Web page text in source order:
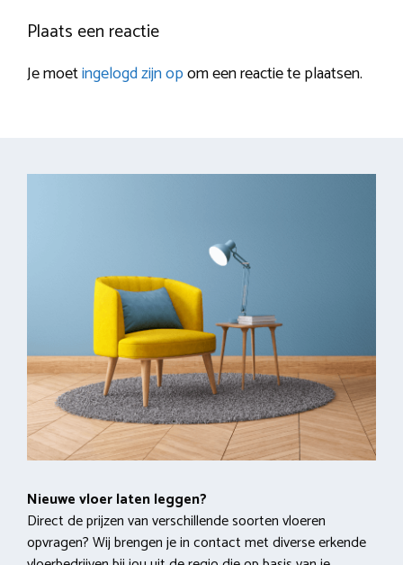
Plaats een reactie
Je moetingelogd zijn opom een reactie te plaatsen.
Nieuwe vloer laten leggen?
Direct de prijzen van verschillende soorten vloeren
opvragen? Wij brengen je in contact met diverse erkende